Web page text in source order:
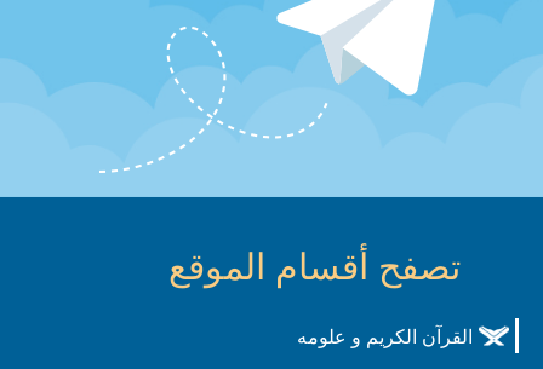
تصفح أقسام الموقع
القرآن الكريم و علومه